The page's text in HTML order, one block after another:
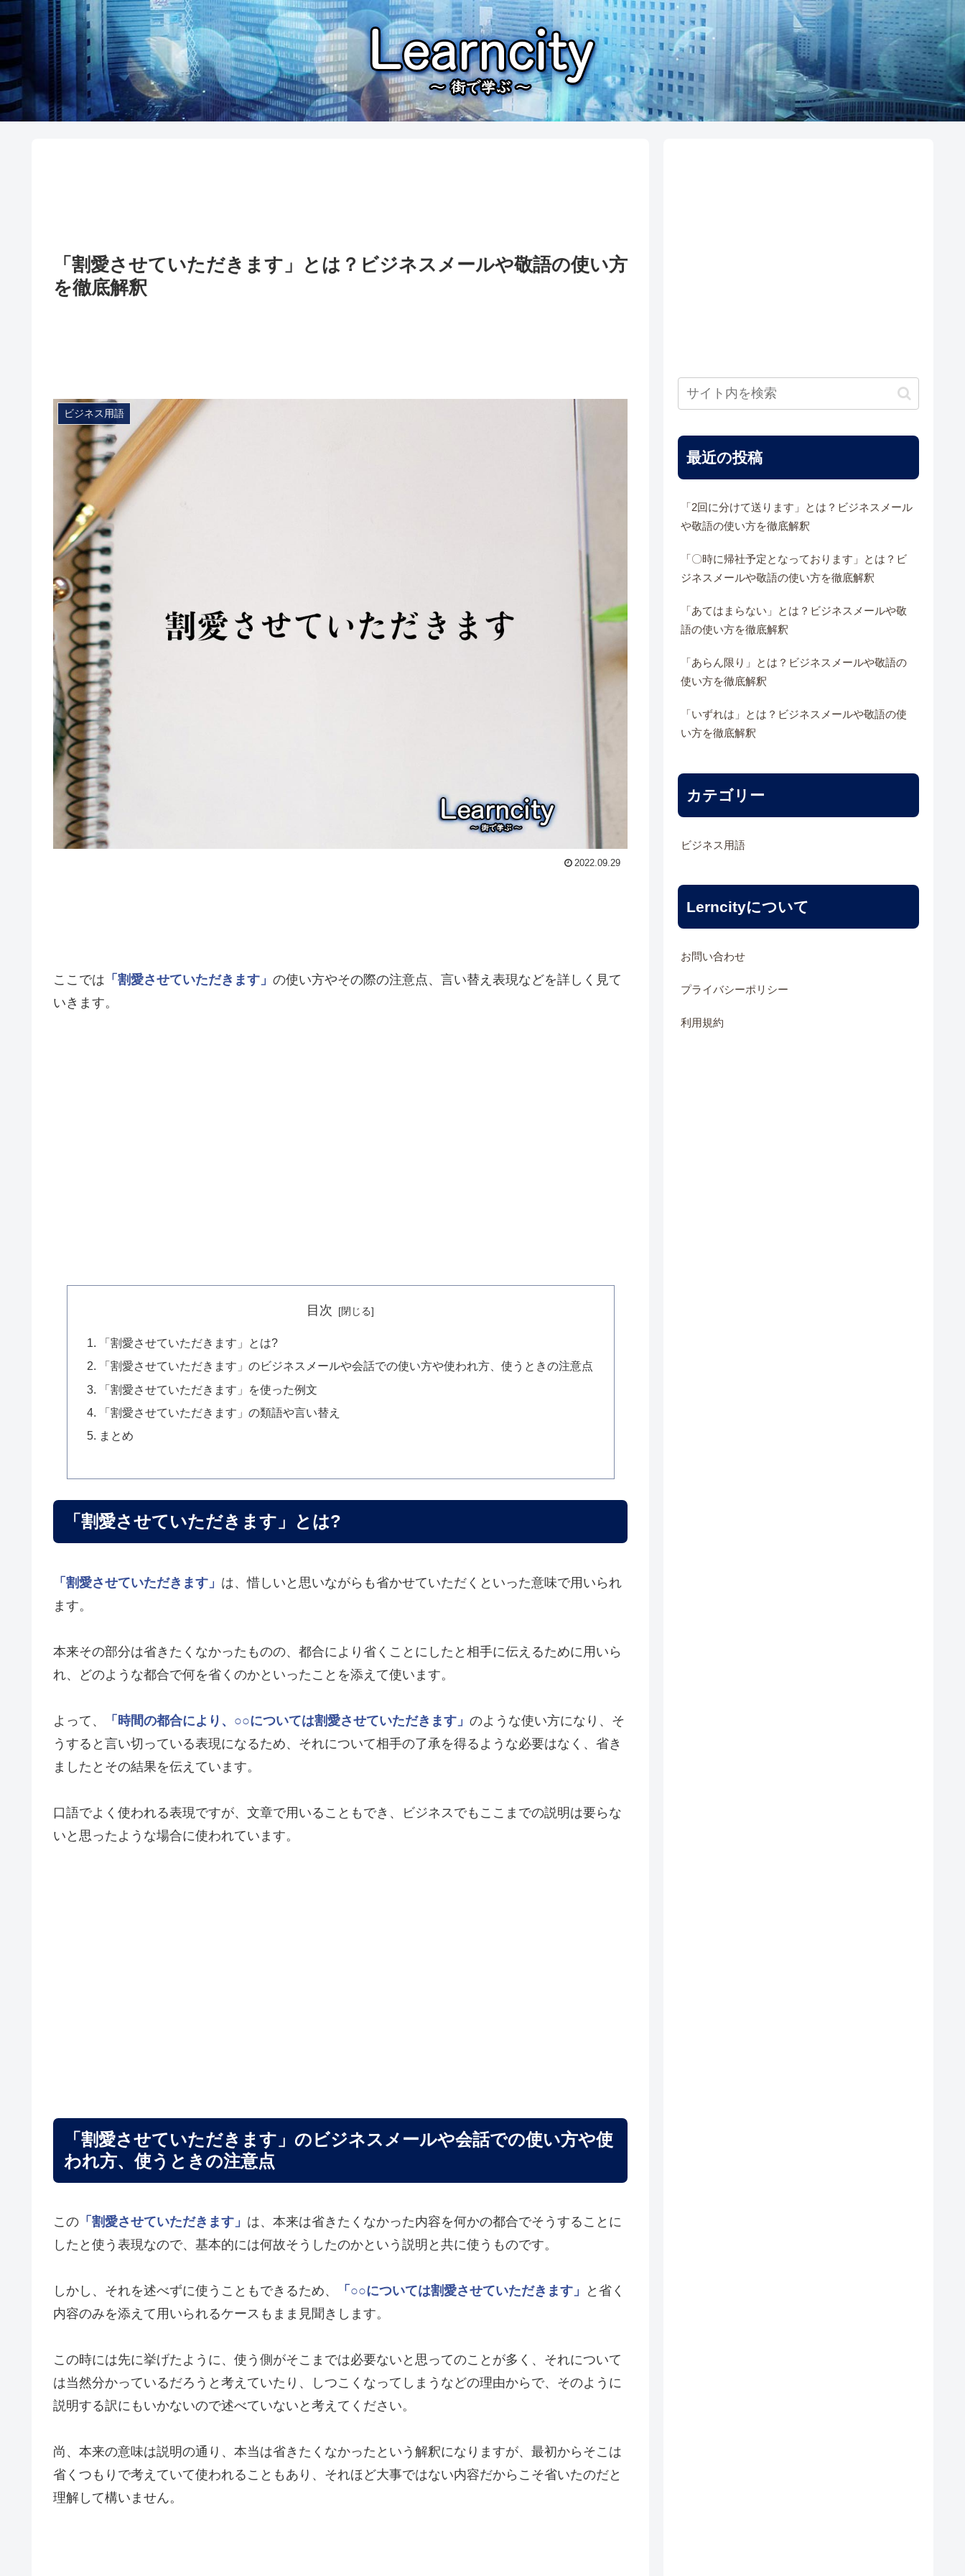
「割愛させていただきます」とは？ビジネスメールや敬語の使い方
を徹底解釈
ビジネス用語
2022.09.29
ここでは 「割愛させていただきます」 の使い方やその際の注意点、言い替え表現などを詳しく見て
いきます。
目次
「割愛させていただきます」とは?
「割愛させていただきます」のビジネスメールや会話での使い方や使われ方、使うときの注意点
「割愛させていただきます」を使った例文
「割愛させていただきます」の類語や言い替え
まとめ
「割愛させていただきます」とは?
「割愛させていただきます」 は、惜しいと思いながらも省かせていただくといった意味で用いられ
ます。
本来その部分は省きたくなかったものの、都合により省くことにしたと相手に伝えるために用いら
れ、どのような都合で何を省くのかといったことを添えて使います。
よって、 「時間の都合により、○○については割愛させていただきます」 のような使い方になり、そ
うすると言い切っている表現になるため、それについて相手の了承を得るような必要はなく、省き
ましたとその結果を伝えています。
口語でよく使われる表現ですが、文章で用いることもでき、ビジネスでもここまでの説明は要らな
いと思ったような場合に使われています。
「割愛させていただきます」のビジネスメールや会話での使い方や使
われ方、使うときの注意点
この 「割愛させていただきます」 は、本来は省きたくなかった内容を何かの都合でそうすることに
したと使う表現なので、基本的には何故そうしたのかという説明と共に使うものです。
しかし、それを述べずに使うこともできるため、 「○○については割愛させていただきます」
と省く
内容のみを添えて用いられるケースもまま見聞きします。
この時には先に挙げたように、使う側がそこまでは必要ないと思ってのことが多く、それについて
は当然分かっているだろうと考えていたり、しつこくなってしまうなどの理由からで、そのように
説明する訳にもいかないので述べていないと考えてください。
尚、本来の意味は説明の通り、本当は省きたくなかったという解釈になりますが、最初からそこは
省くつもりで考えていて使われることもあり、それほど大事ではない内容だからこそ省いたのだと
理解して構いません。
最近の投稿
「2回に分けて送ります」とは？ビジネスメール
や敬語の使い方を徹底解釈
「〇時に帰社予定となっております」とは？ビ
ジネスメールや敬語の使い方を徹底解釈
「あてはまらない」とは？ビジネスメールや敬
語の使い方を徹底解釈
「あらん限り」とは？ビジネスメールや敬語の
使い方を徹底解釈
「いずれは」とは？ビジネスメールや敬語の使
い方を徹底解釈
カテゴリー
ビジネス用語
Lerncityについて
お問い合わせ
プライバシーポリシー
利用規約